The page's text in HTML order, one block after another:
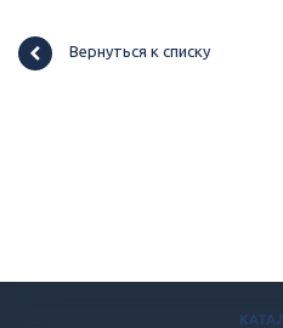
Вернуться к списку